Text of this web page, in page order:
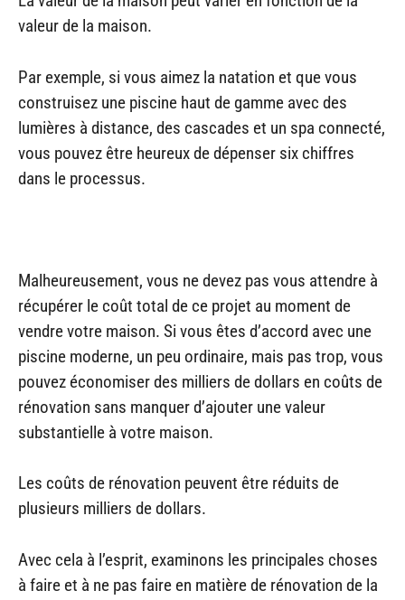
valeur de la maison.
Par exemple, si vous aimez la natation et que vous
construisez une piscine haut de gamme avec des
lumières à distance, des cascades et un spa connecté,
vous pouvez être heureux de dépenser six chiffres
dans le processus.
Malheureusement, vous ne devez pas vous attendre à
récupérer le coût total de ce projet au moment de
vendre votre maison. Si vous êtes d’accord avec une
piscine moderne, un peu ordinaire, mais pas trop, vous
pouvez économiser des milliers de dollars en coûts de
rénovation sans manquer d’ajouter une valeur
substantielle à votre maison.
Les coûts de rénovation peuvent être réduits de
plusieurs milliers de dollars.
Avec cela à l’esprit, examinons les principales choses
à faire et à ne pas faire en matière de rénovation de la